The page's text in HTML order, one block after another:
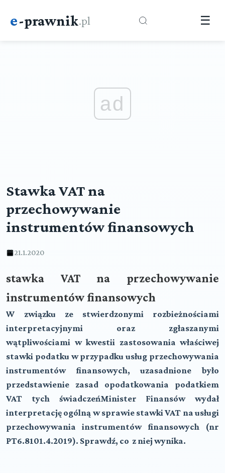
e-prawnik.pl ☰
ad
Stawka VAT na
przechowywanie
instrumentów finansowych
21.1.2020
stawka VAT na przechowywanie
instrumentów finansowych
W związku ze stwierdzonymi rozbieżnościami
interpretacyjnymi oraz zgłaszanymi
wątpliwościami w kwestii zastosowania właściwej
stawki podatku w przypadku usług przechowywania
instrumentów finansowych, uzasadnione było
przedstawienie zasad opodatkowania podatkiem
VAT tych świadczeńMinister Finansów wydał
interpretację ogólną w sprawie stawki VAT na usługi
przechowywania instrumentów finansowych (nr
PT6.8101.4.2019). Sprawdź, co z niej wynika.